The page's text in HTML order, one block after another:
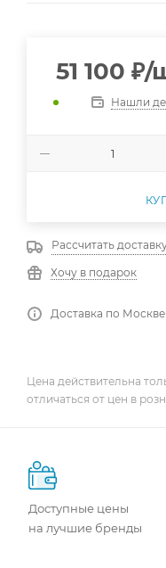
51 100 ₽/
Нашли
Рассчитать
Хочу в подарок
Доставка по
Цена действительна
отличаться от цен в
Доступные цены
на лучшие бренды